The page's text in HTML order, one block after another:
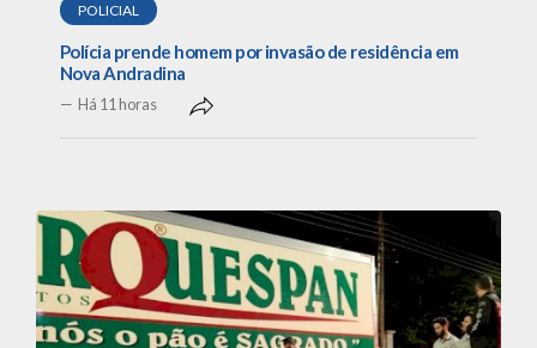
POLICIAL
Polícia prende homem por invasão de residência em
Nova Andradina
Há 11 horas